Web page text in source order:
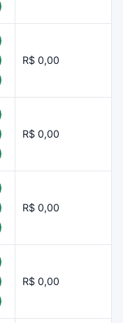
R$ 0,00
R$ 0,00
R$ 0,00
R$ 0,00